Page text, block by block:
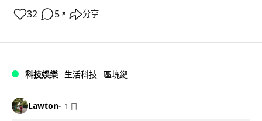
32 5 ↗ 分享
科技娛樂 生活科技 區塊鏈
Lawton 1 日